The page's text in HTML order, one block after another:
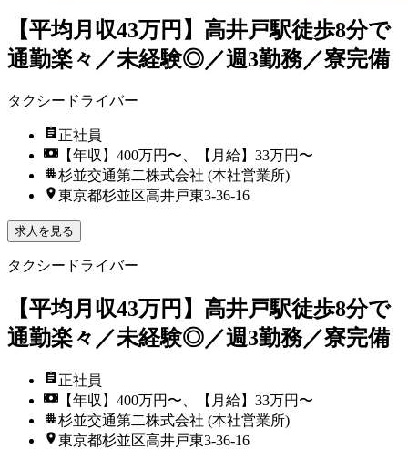
【平均月収43万円】高井戸駅徒歩8分で
通勤楽々／未経験◎／週3勤務／寮完備
タクシードライバー
正社員
【年収】400万円〜、【月給】33万円〜
杉並交通第二株式会社 (本社営業所)
東京都杉並区高井戸東3‐36‐16
求人を見る
タクシードライバー
【平均月収43万円】高井戸駅徒歩8分で
通勤楽々／未経験◎／週3勤務／寮完備
正社員
【年収】400万円〜、【月給】33万円〜
杉並交通第二株式会社 (本社営業所)
東京都杉並区高井戸東3‐36‐16